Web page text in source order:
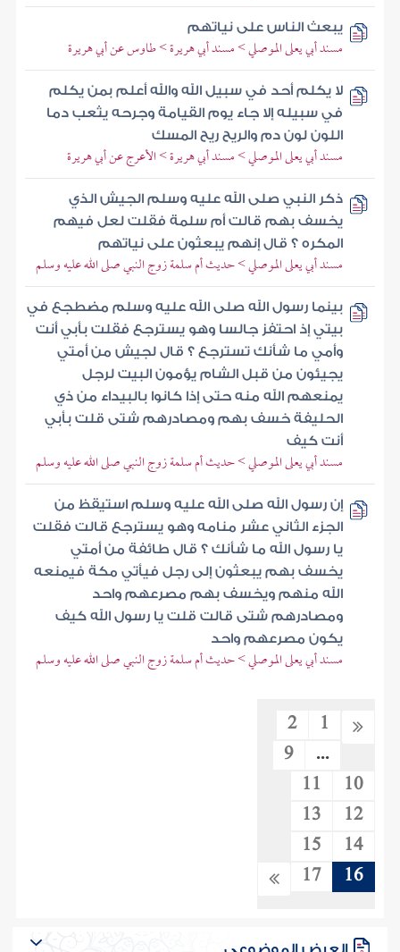
يبعث الناس على نياتهم
مسند أبي يعلى الموصلي > مسند أبي هريرة > طاوس عن أبي هريرة
لا يكلم أحد في سبيل الله والله أعلم بمن يكلم
في سبيله إلا جاء يوم القيامة وجرحه يثعب دما
اللون لون دم والريح ريح المسك
مسند أبي يعلى الموصلي > مسند أبي هريرة > الأعرج عن أبي هريرة
ذكر النبي صلى الله عليه وسلم الجيش الذي
يخسف بهم قالت أم سلمة فقلت لعل فيهم
المكره ؟ قال إنهم يبعثون على نياتهم
مسند أبي يعلى الموصلي > حديث أم سلمة زوج النبي صلى الله عليه وسلم
بينما رسول الله صلى الله عليه وسلم مضطجع في
بيتي إذ احتفز جالسا وهو يسترجع فقلت بأبي أنت
وأمي ما شأنك تسترجع ؟ قال لجيش من أمتي
يجيئون من قبل الشام يؤمون البيت لرجل
يمنعهم الله منه حتى إذا كانوا بالبيداء من ذي
الحليفة خسف بهم ومصادرهم شتى قلت بأبي
أنت كيف
مسند أبي يعلى الموصلي > حديث أم سلمة زوج النبي صلى الله عليه وسلم
إن رسول الله صلى الله عليه وسلم استيقظ من
الجزء الثاني عشر منامه وهو يسترجع قالت فقلت
يا رسول الله ما شأنك ؟ قال طائفة من أمتي
يخسف بهم يبعثون إلى رجل فيأتي مكة فيمنعه
الله منهم ويخسف بهم مصرعهم واحد
ومصادرهم شتى قالت قلت يا رسول الله كيف
يكون مصرعهم واحد
مسند أبي يعلى الموصلي > حديث أم سلمة زوج النبي صلى الله عليه وسلم
1
2
...
9
10
11
12
13
14
15
16
17